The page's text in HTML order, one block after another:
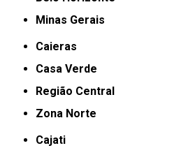
Minas Gerais
Caieras
Casa Verde
Região Central
Zona Norte
Cajati